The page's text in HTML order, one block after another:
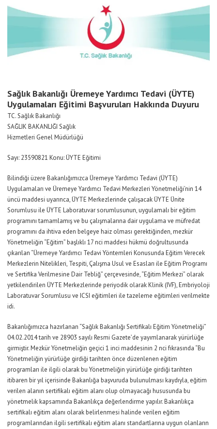
Sağlık Bakanlığı Üremeye Yardımcı Tedavi (ÜYTE)
Uygulamaları Eğitimi Başvuruları Hakkında Duyuru
TC. Sağlık Bakanlığı
SAĞLIK BAKANLIĞI Sağlık
Hizmetleri Genel Müdürlüğü
Sayı: 23590821 Konu: ÜYTE Eğitimi
Bilindiği üzere Bakanlığımızca Üremeye Yardımcı Tedavi (ÜYTE)
Uygulamaları ve Üremeye Yardımcı Tedavi Merkezleri Yönetmeliği’nin 14
üncü maddesi uyarınca, ÜYTE Merkezlerinde çalışacak ÜYTE Ünite
Sorumlusu ile ÜYTE Laboratuvar sorumlusunun, uygulamalı bir eğitim
programını tamamlamış ve bu çalışmalarına dair uygulama ve müfredat
programını da ihtiva eden belgeye haiz olması gerektiğinden, mezkür
Yönetmeliğin “Eğitim” başlıklı 17 nci maddesi hükmü doğrultusunda
çıkarılan “Üremeye Yardımcı Tedavi Yöntemleri Konusunda Eğitim Verecek
Merkezlerin Nitelikleri, Tespiti, Çalışma Usul ve Esasları ile Eğitim Programı
ve Sertifika Verilmesine Dair Tebliğ” çerçevesinde, “Eğitim Merkezi” olarak
yetkilendirilen ÜYTE Merkezlerinde periyodik olarak Klinik (IVF), Embriyoloji
Laboratuvar Sorumlusu ve ICSI eğitimleri ile tazeleme eğitimleri verilmekte
idi.
Bakanlığımızca hazırlanan “Sağlık Bakanlığı Sertifikalı Eğitim Yönetmeliği”
04.02.2014 tarih ve 28903 sayılı Resmi Gazete’de yayımlanarak yürürlüğe
girmiştir. Mezkür Yönetmeliğin geçici 1 inci maddesinin 2 nci fıkrasında “Bu
Yönetmeliğin yürürlüğe girdiği tarihten önce düzenlenen eğitim
programları ile ilgili olarak bu Yönetmeliğin yürürlüğe girdiği tarihten
itibaren bir yıl içerisinde Bakanlığa başvuruda bulunulması kaydıyla, eğitim
verilen alanın sertifikalı eğitim alanı olup olmayacağı hususunda bu
yönetmelik kapsamında Bakanlıkça değerlendirme yapılır. Bakanlıkça
sertifikalı eğitim alanı olarak belirlenmesi halinde verilen eğitim
programlarından ilgili sertifikalı eğitim alanı standartlarına uygun olanların